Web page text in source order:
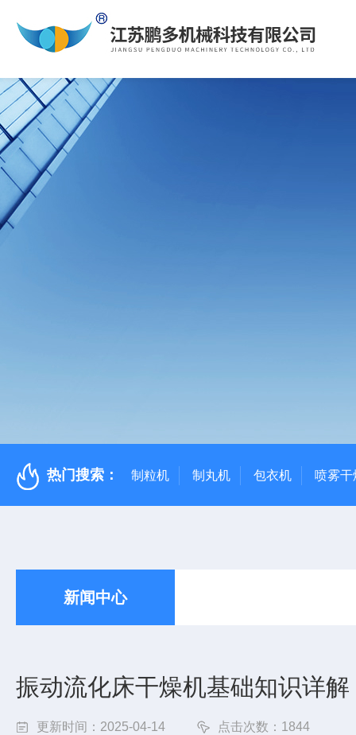
热门搜索： 制粒机 制丸机 包衣机 喷雾干
新闻中心
振动流化床干燥机基础知识详解
更新时间：2025-04-14 点击次数：1844